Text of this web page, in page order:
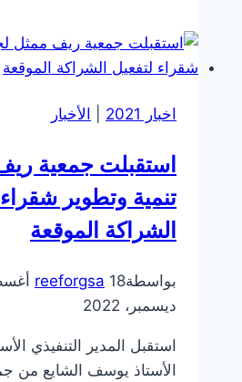
المجهر
على
نداء
اخبار 2021 الأخبار
استقبلت جمعية
تنمية وتطوير
الشراكة الموقعة
بواسطة reeforgsa 18 أغسطس، 2021
ديسمبر، 2022
استقبل المدير التنفيذي
الأستاذ يوسف الشايع من